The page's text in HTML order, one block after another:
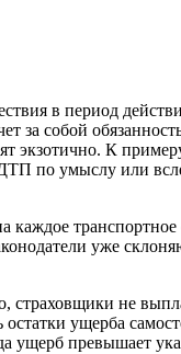
в период
за собой
экзотично. К
по умыслу или
транспортное
уже
страховщики не
ущерба
ущерб превышает